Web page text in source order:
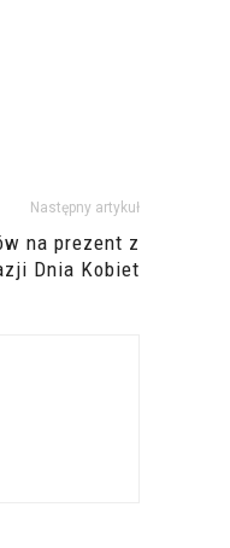
Następny artykuł
na prezent z
Dnia Kobiet